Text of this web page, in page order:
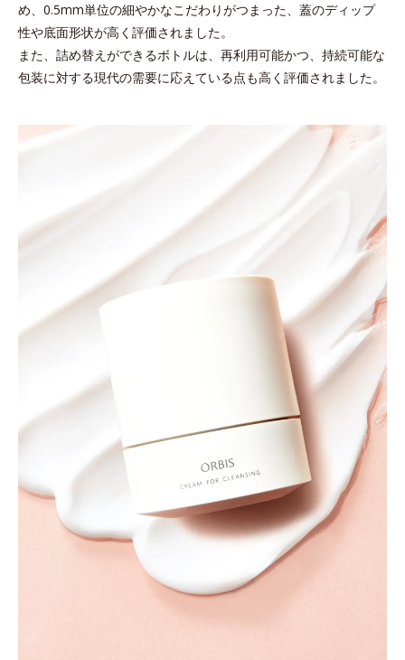
め、 0.5mm単位の細やかなこだわりがつまった、蓋のディップ
性や底面形状が高く評価されました。
また、詰め替えができるボトルは、再利用可能かつ、持続可能な
包装に対する現代の需要に応えている点も高く評価されました。